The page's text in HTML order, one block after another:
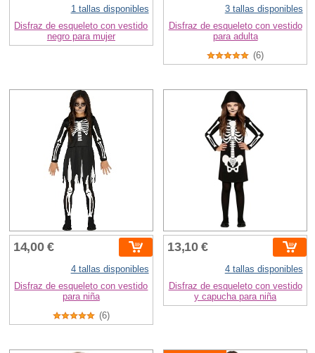
1 tallas disponibles
Disfraz de esqueleto con vestido
negro para mujer
3 tallas disponibles
Disfraz de esqueleto con vestido
para adulta
(6)
14,00 €
4 tallas disponibles
Disfraz de esqueleto con vestido
para niña
(6)
13,10 €
4 tallas disponibles
Disfraz de esqueleto con vestido
y capucha para niña